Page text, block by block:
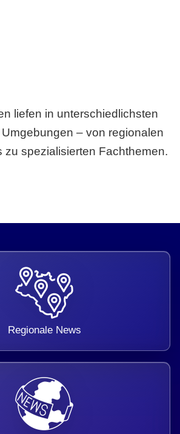
liefen in unterschiedlichsten
– von regionalen
zu spezialisierten Fachthemen.
Regionale News